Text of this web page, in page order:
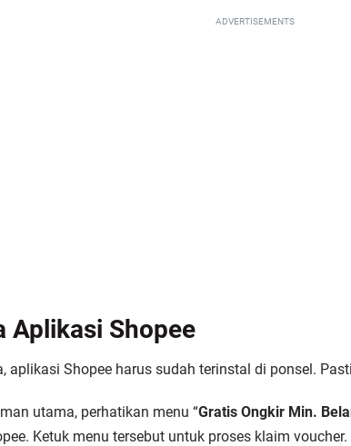
ADVERTISEMENTS
Aplikasi Shopee
aplikasi Shopee harus sudah terinstal di ponsel.
utama, perhatikan menu “Gratis Ongkir Min.
Ketuk menu tersebut untuk proses klaim voucher.